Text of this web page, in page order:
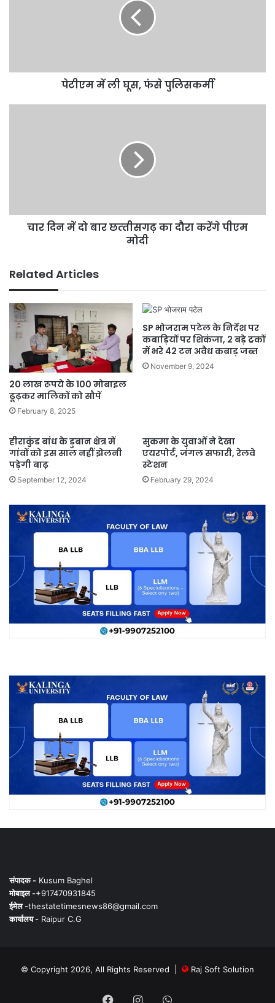
पेटीएम में ली घूस, फंसे पुलिसकर्मी
करेंगे
चार दिन में दो बार छत्‍तीसगढ़ का दौरा करेंगे पीएम
मोदी
Related Articles
20 लाख रूपये के 100 मोबाइल
ढूढ़कर मालिकों को सौपें
February 8, 2025
SP भोजराम पटेल के निर्देश पर
कबाड़ियों पर शिकंजा, 2 बड़े ट्रकों
में भरे 42 टन अवैध कबाड़ जब्त
November 9, 2024
हीराकुंड बांध के डुबान क्षेत्र में
गांवों को इस साल नहीं झेलनी
पड़ेगी बाढ़
September 12, 2024
सुकमा के युवाओं ने देखा
एयरपोर्ट, जंगल सफारी, रेलवे
स्टेशन
February 29, 2024
संपादक - Kusum Baghel
मोबाइल -+917470931845
ईमेल -thestatetimesnews86@gmail.com
कार्यालय - Raipur C.G
© Copyright 2026, All Rights Reserved | Raj Soft Solution
FacebookInstagramWhatsApp